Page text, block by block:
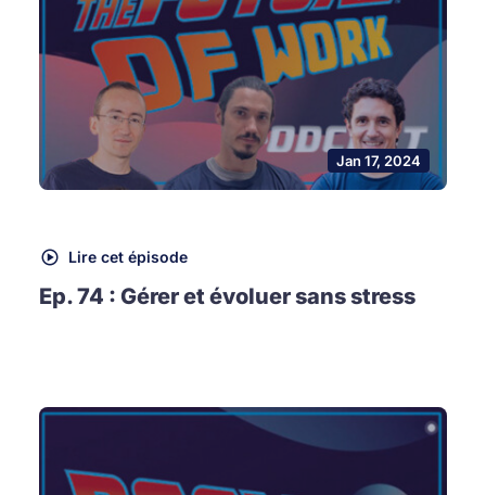
Jan 17, 2024
Lire cet épisode
Ep. 74 : Gérer et évoluer sans stress